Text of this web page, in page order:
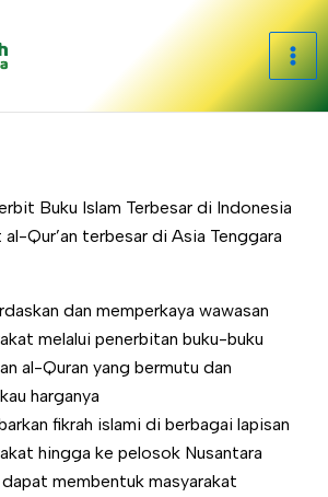
Buku Islam Terbesar di Indonesia
Qur’an terbesar di Asia Tenggara
dan memperkaya wawasan
melalui penerbitan buku-buku
al-Quran yang bermutu dan
harganya
fikrah islami di berbagai lapisan
hingga ke pelosok Nusantara
membentuk masyarakat